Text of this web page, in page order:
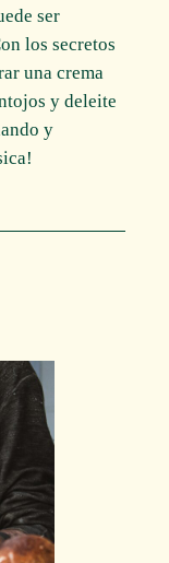
ser
los secretos
una crema
y deleite
y